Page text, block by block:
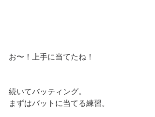
お〜！上手に当てたね！
続いてバッティング。
まずはバットに当てる練習。